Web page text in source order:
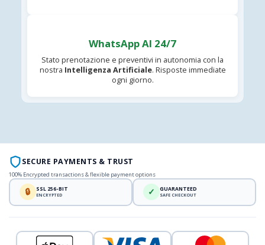
WhatsApp AI 24/7
Stato prenotazione e preventivi in autonomia con la
nostra Intelligenza Artificiale. Risposte immediate
ogni giorno.
SECURE PAYMENTS & TRUST
100% Encrypted transactions & flexible payment options
🔒 SSL 256-BIT
ENCRYPTED ✓ GUARANTEED
SAFE CHECKOUT